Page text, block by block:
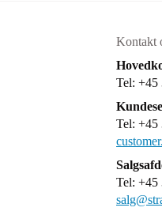
Kontakt
Tel: +45
Tel: +45
Tel: +45